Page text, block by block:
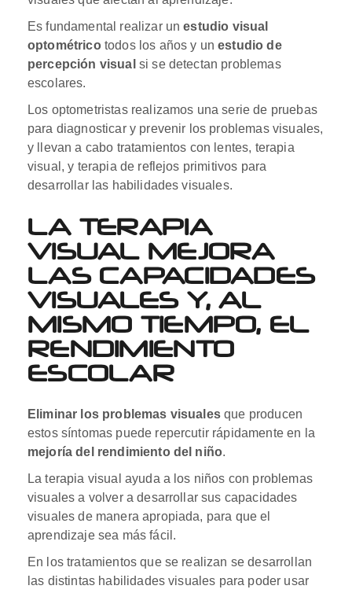
Es fundamental realizar unestudio visual
optométrico todos los años y unestudio de
percepción visual si se detectan problemas
escolares.
Los optometristas realizamos una serie de pruebas
para diagnosticar y prevenir los problemas visuales,
y llevan a cabo tratamientos con lentes, terapia
visual, y terapia de reflejos primitivos para
desarrollar las habilidades visuales.
LA TERAPIA
VISUAL MEJORA
LAS CAPACIDADES
VISUALES Y, AL
MISMO TIEMPO, EL
RENDIMIENTO
ESCOLAR
Eliminar los problemas visualesque producen
estos síntomas puede repercutir rápidamente en la
mejoría del rendimiento del niño.
La terapia visual ayuda a los niños con problemas
visuales a volver a desarrollar sus capacidades
visuales de manera apropiada, para que el
aprendizaje sea más fácil.
En los tratamientos que se realizan se desarrollan
las distintas habilidades visuales para poder usar